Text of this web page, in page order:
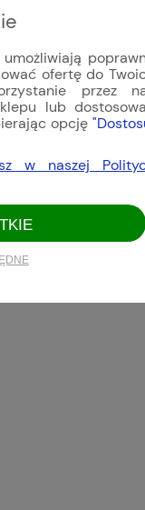
ofertę do
przez
lub
opcję
w naszej